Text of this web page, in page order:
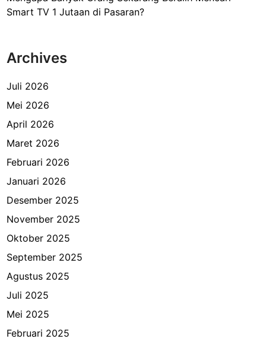
Smart TV 1 Jutaan di Pasaran?
Archives
Juli 2026
Mei 2026
April 2026
Maret 2026
Februari 2026
Januari 2026
Desember 2025
November 2025
Oktober 2025
September 2025
Agustus 2025
Juli 2025
Mei 2025
Februari 2025